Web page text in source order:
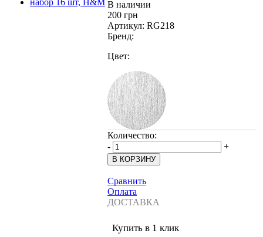
В наличии
200 грн
Артикул: RG218
Бренд:
Цвет:
Количество:
-
+
Сравнить
Оплата
ДОСТАВКА
Купить в 1 клик